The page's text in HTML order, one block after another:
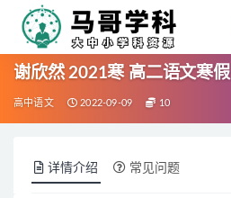
谢欣然 2021寒 高二语文寒
高中语文 2022-09-09 10
详情介绍 常见问题
全部